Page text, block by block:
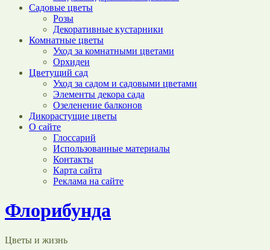
Садовые цветы
Розы
Декоративные кустарники
Комнатные цветы
Уход за комнатными цветами
Орхидеи
Цветущий сад
Уход за садом и садовыми цветами
Элементы декора сада
Озеленение балконов
Дикорастущие цветы
О сайте
Глоссарий
Использованные материалы
Контакты
Карта сайта
Реклама на сайте
Флорибунда
Цветы и жизнь